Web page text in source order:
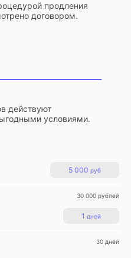
продления
договором.
действуют
условиями.
5 000 руб
30 000 рублей
1 дней
30 дней